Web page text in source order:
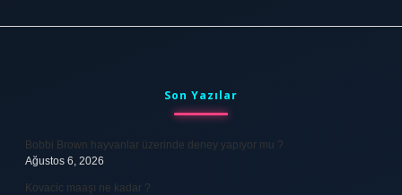
Son Yazılar
Bobbi Brown hayvanlar üzerinde deney yapıyor mu ?
Ağustos 6, 2026
Kovacic maaşı ne kadar ?